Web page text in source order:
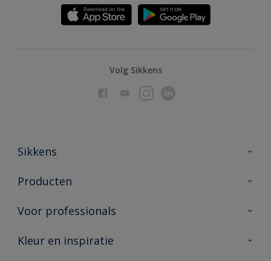
Volg Sikkens
Sikkens
Over Sikkens
Duurzaamheid
Producten
Producten voor binnen
Vind je verkooppunt
Voor professionals
Advies & service
Kleur en inspiratie